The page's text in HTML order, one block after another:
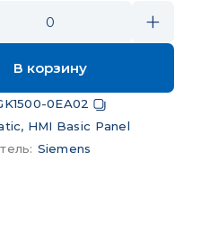
0 +
В корзину
0EA02
HMI Basic Panel
: Siemens